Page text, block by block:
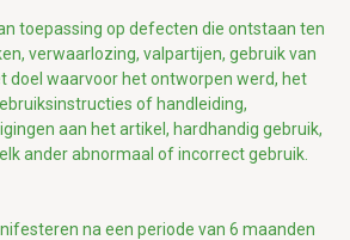
toepassing op defecten die ontstaan ten
verwaarlozing, valpartijen, gebruik van
doel waarvoor het ontworpen werd, het
of handleiding,
aan het artikel, hardhandig gebruik,
ander abnormaal of incorrect gebruik.
na een periode van 6 maanden